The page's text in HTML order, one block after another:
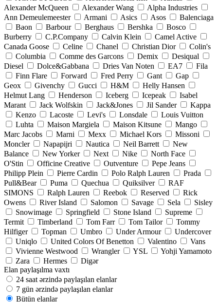
Alexander McQueen
Alexander Wang
Alpha Industries
Ann Demeulemeester
Armani Asics Asos
Balenciaga
Baon
Barbour Berghaus Bershka
Bosco
Burberry
C.P.Company Calvin Klein
Camel Active
Canada Goose
Celine Chanel Christian Dior
Colin's
Columbia
Comme des Garcons Demix
Desiqual
Diesel
Dolce&Gabbana Dries Van Noten EA7
Fila
Finn Flare
Forward Fred Perry Gant
Gap
Geox
Givenchy Gucci H&M
Helly Hansen
Helmut Lang
Henderson Iceberg Icepeak
Isabel
Marant
Jack Wolfskin Jack&Jones Jil Sander
Kappa
Kenzo
Lacoste Levi's Lonsdale
Louis Vuitton
Luhta
Maison Margiela Maison Kitsune
Mango
Marc Jacobs
Marni Mexx Michael Kors
Missoni
Moncler
Napapijri Nautica Neil Barrett
New
Balance
New Yorker Next Nike
North Face
O'Stin
Officine Creative Outventure
Pepe Jeans
Philipp Plein
Pierre Cardin Polo Ralph Lauren
Prada
Pull&Bear
Puma Quechua Quiksilver
RAF
SIMONS
Ralph Lauren Reebok Reserved
Rick
Owens
River Island Salomon Savage Sela
Sisley
Snowimage
Springfield Stone Island
Supreme
Termit
Timberland Tom Farr Tom Tailor
Tommy
Hilfiger
Topman Umbro Under Armour
Undercover
Uniqlo
United Colors Of Benetton Valentino
Vans
Vivienne Westwood
Wrangler YSL
Yohji Yamamoto
Zara
Hermes
Digər
Elan paylaşılma vaxtı
24 saat ərzində paylaşılan elanlar
7 gün ərzində paylaşılan elanlar
Bütün elanlar